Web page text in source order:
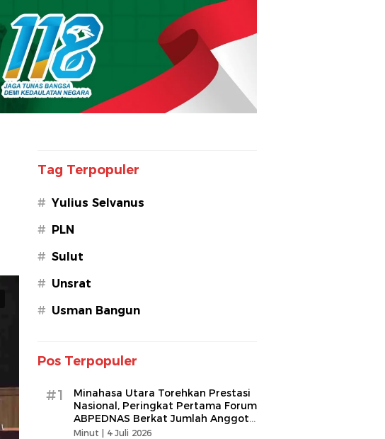
Tag Terpopuler
# Yulius Selvanus
# PLN
# Sulut
# Unsrat
# Usman Bangun
Pos Terpopuler
#1
Minahasa Utara Torehkan Prestasi
Nasional, Peringkat Pertama Forum
ABPEDNAS Berkat Jumlah Anggota
Terbanyak
Minut | 4 Juli 2026